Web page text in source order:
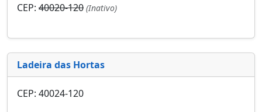
CEP: 40020-120 (Inativo)
Ladeira das Hortas
CEP: 40024-120